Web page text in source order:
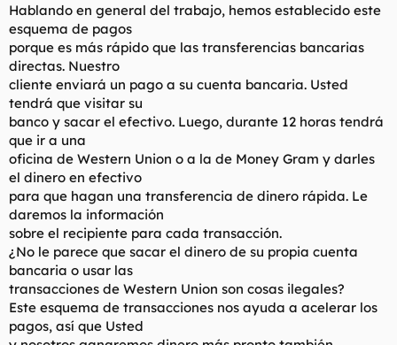
Hablando en general del trabajo, hemos establecido este
esquema de pagos
porque es más rápido que las transferencias bancarias
directas. Nuestro
cliente enviará un pago a su cuenta bancaria. Usted
tendrá que visitar su
banco y sacar el efectivo. Luego, durante 12 horas tendrá
que ir a una
oficina de Western Union o a la de Money Gram y darles
el dinero en efectivo
para que hagan una transferencia de dinero rápida. Le
daremos la información
sobre el recipiente para cada transacción.
¿No le parece que sacar el dinero de su propia cuenta
bancaria o usar las
transacciones de Western Union son cosas ilegales?
Este esquema de transacciones nos ayuda a acelerar los
pagos, así que Usted